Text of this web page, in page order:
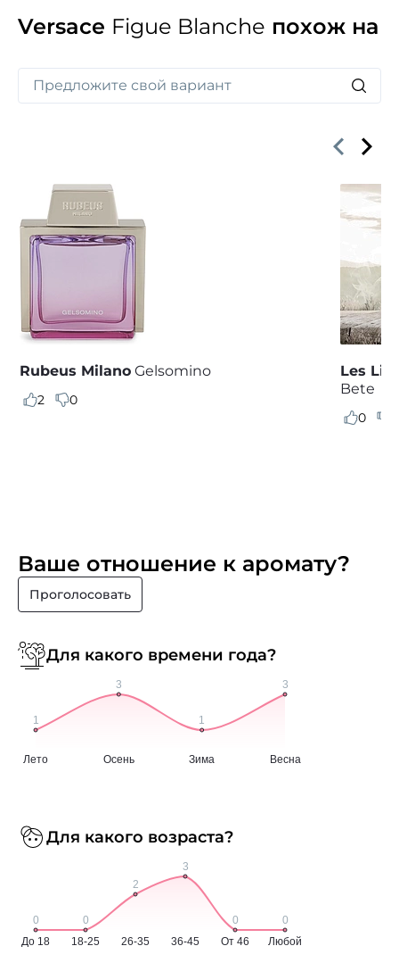
создавать платья и костюмы на заказ, так и коллекция
высокой парфюмерии воплощает и подчеркивает
самой Донателло Версаче. Парфюмерный изыск Figue
Blanche выстроен из свежих нот инжира, смешанных
с мякотью и эфирными маслами итальянского
Versace Figue Blanche похож на
Rubeus Milano Gelsomino
2 0
Les
Bete
0
Ваше отношение к аромату?
Проголосовать
Для какого времени года?
Для какого возраста?